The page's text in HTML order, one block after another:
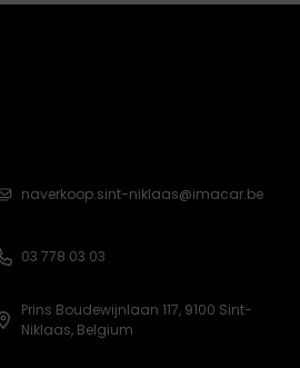
naverkoop.sint-niklaas@imacar.be
03 778 03 03
Prins Boudewijnlaan 117, 9100 Sint-
Niklaas, Belgium